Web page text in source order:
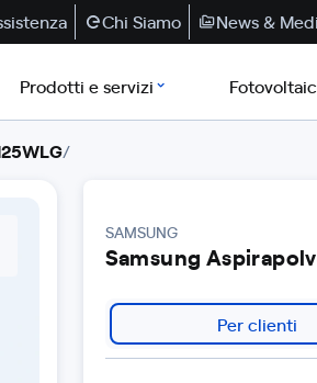
Chi Siamo News &
Prodotti e servizi
/
SAMSUNG
Samsung
Per clienti